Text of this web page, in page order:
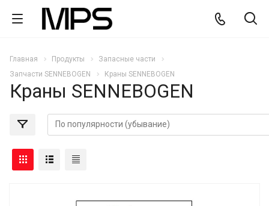
Главная Продукты
Запасные части
Запчасти SENNEBOGEN
Краны SENNEBOGEN
Краны SENNEBOGEN